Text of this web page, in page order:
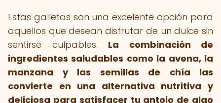
Estas galletas son una excelente opción para
aquellos que desean disfrutar de un dulce sin
sentirse culpables. La combinación de
ingredientes saludables como la avena, la
manzana y las semillas de chía las
convierte en una alternativa nutritiva y
deliciosa para satisfacer tu antojo de algo